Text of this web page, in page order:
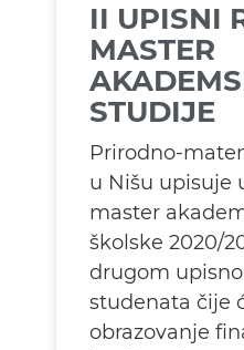
II UPISNI
MASTER
STUDIJE
Prirodno-
u Nišu upisuje
master
školske 2020/
drugom
studenata čije
obrazovanje